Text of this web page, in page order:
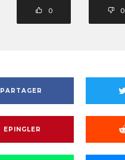
0 0
PARTAGER
EPINGLER